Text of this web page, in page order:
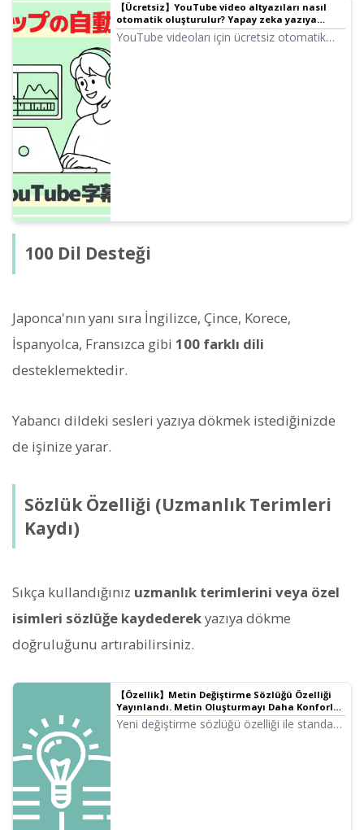
【Ücretsiz】YouTube video altyazıları nasıl
otomatik oluşturulur? Yapay zeka yazıya
dökme ile kolayca altyazı ekleme
YouTube videoları için ücretsiz otomatik
100 Dil Desteği
Japonca'nın yanı sıra İngilizce, Çince, Korece,
İspanyolca, Fransızca gibi 100 farklı dili
desteklemektedir.
Yabancı dildeki sesleri yazıya dökmek istediğinizde
de işinize yarar.
Sözlük Özelliği (Uzmanlık Terimleri
Kaydı)
Sıkça kullandığınız uzmanlık terimlerini veya özel
isimleri sözlüğe kaydederekyazıya dökme
doğruluğunu artırabilirsiniz.
【Özellik】Metin Değiştirme Sözlüğü Özelliği
Yayınlandı. Metin Oluşturmayı Daha Konforlu
Hale Getirin!
Yeni değiştirme sözlüğü özelliği ile standart